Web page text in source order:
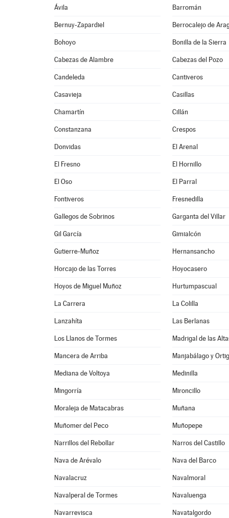
Ávila Barromán
Bernuy-Zapardiel Berrocalejo de
Bohoyo Bonilla de la Sierra
Cabezas de Alambre Cabezas del Pozo
Candeleda Cantiveros
Casavieja Casillas
Chamartín Cillán
Constanzana Crespos
Donvidas El Arenal
El Fresno El Hornillo
El Oso El Parral
Fontiveros Fresnedilla
Gallegos de Sobrinos Garganta del Villar
Gil García Gimialcón
Gutierre-Muñoz Hernansancho
Horcajo de las Torres Hoyocasero
Hoyos de Miguel Muñoz Hurtumpascual
La Carrera La Colilla
Lanzahíta Las Berlanas
Los Llanos de Tormes Madrigal de las
Mancera de Arriba Manjabálago y
Mediana de Voltoya Medinilla
Mingorría Mironcillo
Moraleja de Matacabras Muñana
Muñomer del Peco Muñopepe
Narrillos del Rebollar Narros del Castillo
Nava de Arévalo Nava del Barco
Navalacruz Navalmoral
Navalperal de Tormes Navaluenga
Navarrevisca Navatalgordo